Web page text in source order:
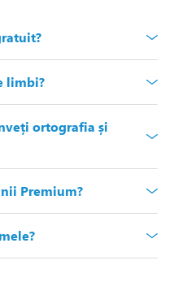
limbi?
ortografia și
Premium?